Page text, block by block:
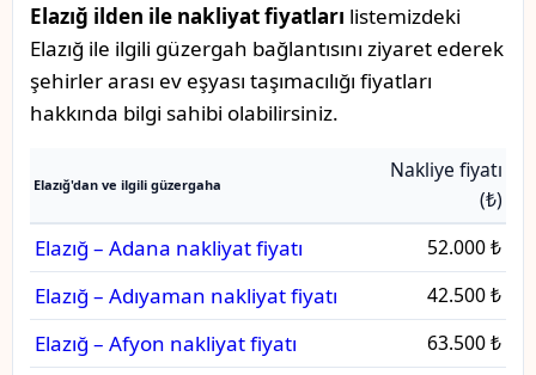
Elazığ ilden ile nakliyat fiyatları listemizdeki
Elazığ ile ilgili güzergah bağlantısını ziyaret ederek
şehirler arası ev eşyası taşımacılığı fiyatları
hakkında bilgi sahibi olabilirsiniz.
Elazığ'dan ve ilgili güzergaha
Nakliye fiyatı
(₺)
Elazığ – Adana nakliyat fiyatı 52.000 ₺
Elazığ – Adıyaman nakliyat fiyatı 42.500 ₺
Elazığ – Afyon nakliyat fiyatı 63.500 ₺